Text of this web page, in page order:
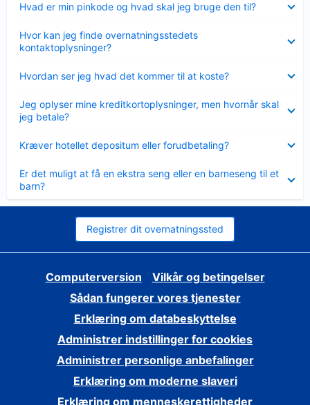
Hvad er min pinkode og hvad skal jeg bruge den til?
Hvor kan jeg finde overnatningsstedets
kontaktoplysninger?
Hvordan ser jeg hvad det kommer til at koste?
Jeg oplyser mine kreditkortoplysninger, men hvornår skal
jeg betale?
Kræver hotellet depositum eller forudbetaling?
Er det muligt at få en ekstra seng eller en barneseng til et
barn?
Registrer dit overnatningssted
Computerversion
Vilkår og betingelser
Sådan fungerer vores tjenester
Erklæring om databeskyttelse
Administrer indstillinger for cookies
Administrer personlige anbefalinger
Erklæring om moderne slaveri
Erklæring om menneskerettigheder